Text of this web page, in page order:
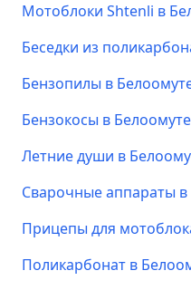
Мотоблоки Shtenli в
Беседки из
Бензопилы в
Бензокосы в Белоомуте
Летние души в
Сварочные аппараты
Прицепы для
Поликарбонат в